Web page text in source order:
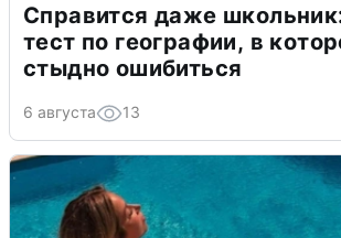
Справится даже
тест по географии, в
стыдно ошибиться
6 августа 13